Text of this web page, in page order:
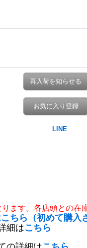
再入荷を知らせる
お気に入り登録
ます。各店頭との在
ちら（初めて購入
細はこちら